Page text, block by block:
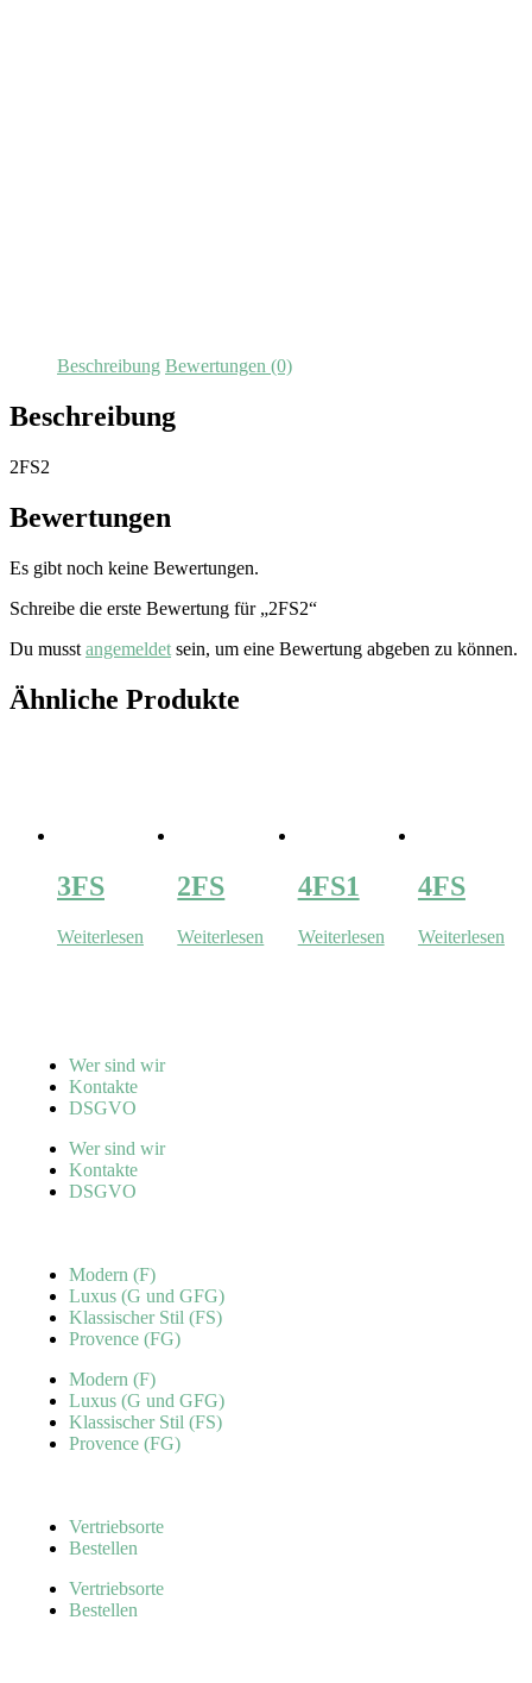
Beschreibung Bewertungen (0)
Beschreibung
2FS2
Bewertungen
Es gibt noch keine Bewertungen.
Schreibe die erste Bewertung für „2FS2“
Du musst angemeldet sein, um eine Bewertung abgeben zu können.
Ähnliche Produkte
3FS
Weiterlesen
2FS
Weiterlesen
4FS1
Weiterlesen
4FS
Weiterlesen
Wer sind wir
Kontakte
DSGVO
Wer sind wir
Kontakte
DSGVO
Modern (F)
Luxus (G und GFG)
Klassischer Stil (FS)
Provence (FG)
Modern (F)
Luxus (G und GFG)
Klassischer Stil (FS)
Provence (FG)
Vertriebsorte
Bestellen
Vertriebsorte
Bestellen